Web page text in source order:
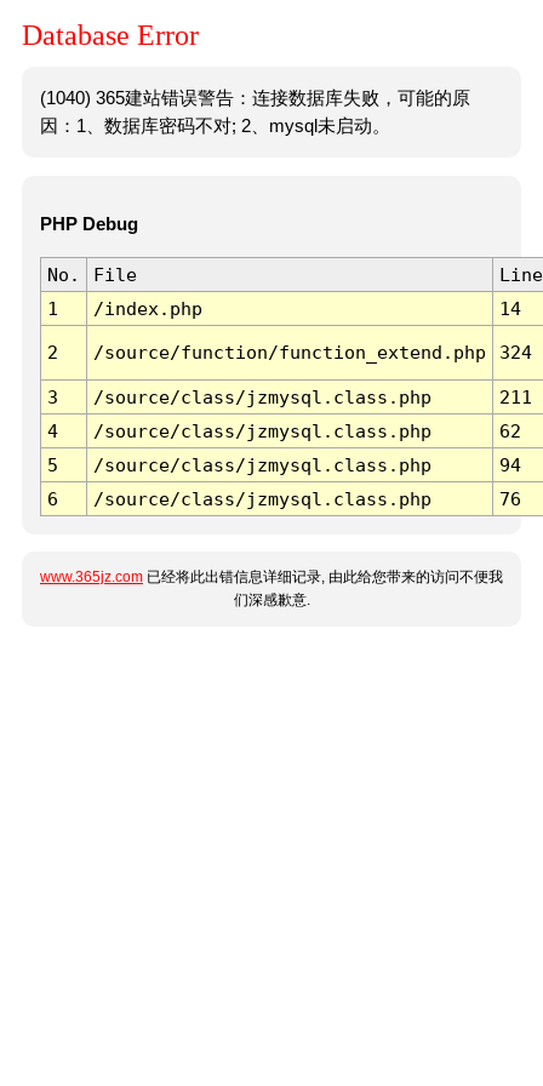
Database Error
(1040) 365建站错误警告：连接数据库失败，可能的原
因：1、数据库密码不对; 2、mysql未启动。
PHP Debug
No. File
Line
1
/index.php 14
2 /source/function/function_extend.php 324
3 /source/class/jzmysql.class.php
211
4
/source/class/jzmysql.class.php
62
5
/source/class/jzmysql.class.php
94
6
/source/class/jzmysql.class.php 76
www.365jz.com 已经将此出错信息详细记录, 由此给您带来的访问不便我
们深感歉意.